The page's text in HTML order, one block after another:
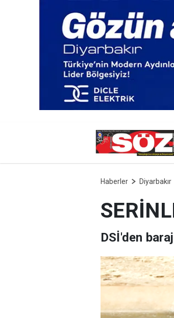
Haberler Diyarbakır
DSİ'den